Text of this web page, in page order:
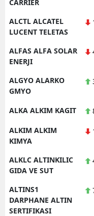
CARRIER
ALCTL ALCATEL
LUCENT TELETAS
ALFAS ALFA SOLAR
ENERJI
ALGYO ALARKO
GMYO
ALKA ALKIM KAGIT
ALKIM ALKIM
KIMYA
ALKLC ALTINKILIC
GIDA VE SUT
ALTINS1
DARPHANE ALTIN
SERTIFIKASI